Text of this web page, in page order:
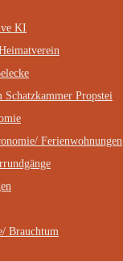
KI
Schatzkammer Propstei
Ferienwohnungen
Brauchtum